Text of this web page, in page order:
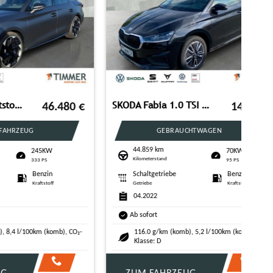
VW ID.4 PRO PERF. 82 kWh +AHK +LED +CARPLAY +NAVI + 29.850
GEBRAUCHTWAGEN
Kilometerstand
Elektro
0 g/km (komb), 17,9 kWh/100km (komb), CO₂-